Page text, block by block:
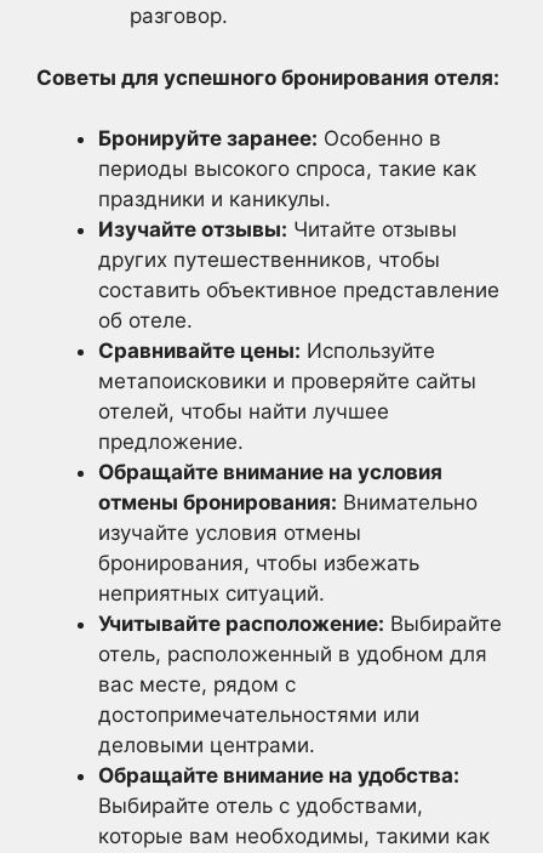
разговор.
Советы для успешного бронирования отеля:
Бронируйте заранее: Особенно в
периоды высокого спроса, такие как
праздники и каникулы.
Изучайте отзывы: Читайте отзывы
других путешественников, чтобы
составить объективное представление
об отеле.
Сравнивайте цены: Используйте
метапоисковики и проверяйте сайты
отелей, чтобы найти лучшее
предложение.
Обращайте внимание на условия
отмены бронирования: Внимательно
изучайте условия отмены
бронирования, чтобы избежать
неприятных ситуаций.
Учитывайте расположение: Выбирайте
отель, расположенный в удобном для
вас месте, рядом с
достопримечательностями или
деловыми центрами.
Обращайте внимание на удобства:
Выбирайте отель с удобствами,
которые вам необходимы, такими как